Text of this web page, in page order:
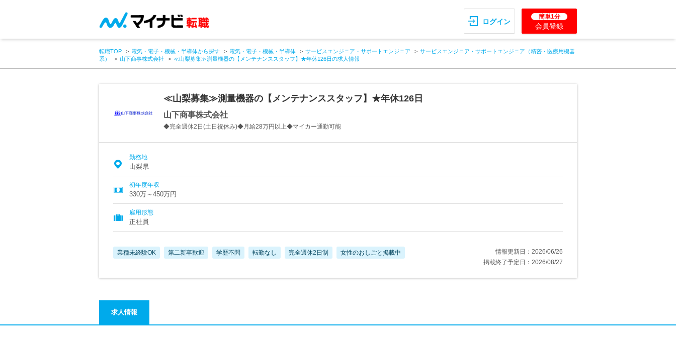
ログイン
簡単1分
会員登録
転職TOP 電気・電子・機械・半導体から探す 電気・電子・機械・半導体 サービスエンジニア・サポートエンジニア
サービスエンジニア・サポートエンジニア（精密・医療用機器
系）
山下商事株式会社 ≪山梨募集≫測量機器の【メンテナンススタッフ】★年休126日の求人情報
≪山梨募集≫測量機器の【メンテナンススタッフ】★年休126日
山下商事株式会社
◆完全週休2日(土日祝休み)◆月給28万円以上◆マイカー通勤可能
勤務地
山梨県
初年度年収
330万～450万円
雇用形態
正社員
業種未経験OK 第二新卒歓迎 学歴不問 転勤なし 完全週休2日制 女性のおしごと掲載中
情報更新日：2026/06/26
掲載終了予定日：2026/08/27
求人情報